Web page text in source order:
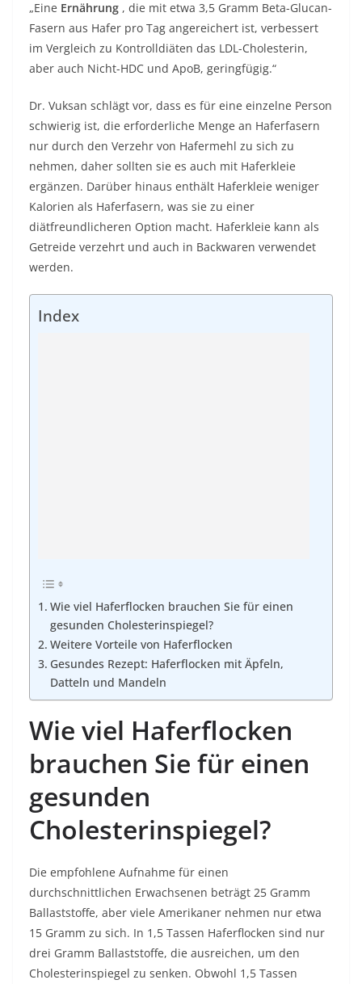
„Eine Ernährung , die mit etwa 3,5 Gramm Beta-Glucan-
Fasern aus Hafer pro Tag angereichert ist, verbessert
im Vergleich zu Kontrolldiäten das LDL-Cholesterin,
aber auch Nicht-HDC und ApoB, geringfügig.“
Dr. Vuksan schlägt vor, dass es für eine einzelne Person
schwierig ist, die erforderliche Menge an Haferfasern
nur durch den Verzehr von Hafermehl zu sich zu
nehmen, daher sollten sie es auch mit Haferkleie
ergänzen. Darüber hinaus enthält Haferkleie weniger
Kalorien als Haferfasern, was sie zu einer
diätfreundlicheren Option macht. Haferkleie kann als
Getreide verzehrt und auch in Backwaren verwendet
werden.
Index
Wie viel Haferflocken brauchen Sie für einen
gesunden Cholesterinspiegel?
Weitere Vorteile von Haferflocken
Gesundes Rezept: Haferflocken mit Äpfeln,
Datteln und Mandeln
Wie viel Haferflocken
brauchen Sie für einen
gesunden
Cholesterinspiegel?
Die empfohlene Aufnahme für einen
durchschnittlichen Erwachsenen beträgt 25 Gramm
Ballaststoffe, aber viele Amerikaner nehmen nur etwa
15 Gramm zu sich. In 1,5 Tassen Haferflocken sind nur
drei Gramm Ballaststoffe, die ausreichen, um den
Cholesterinspiegel zu senken. Obwohl 1,5 Tassen